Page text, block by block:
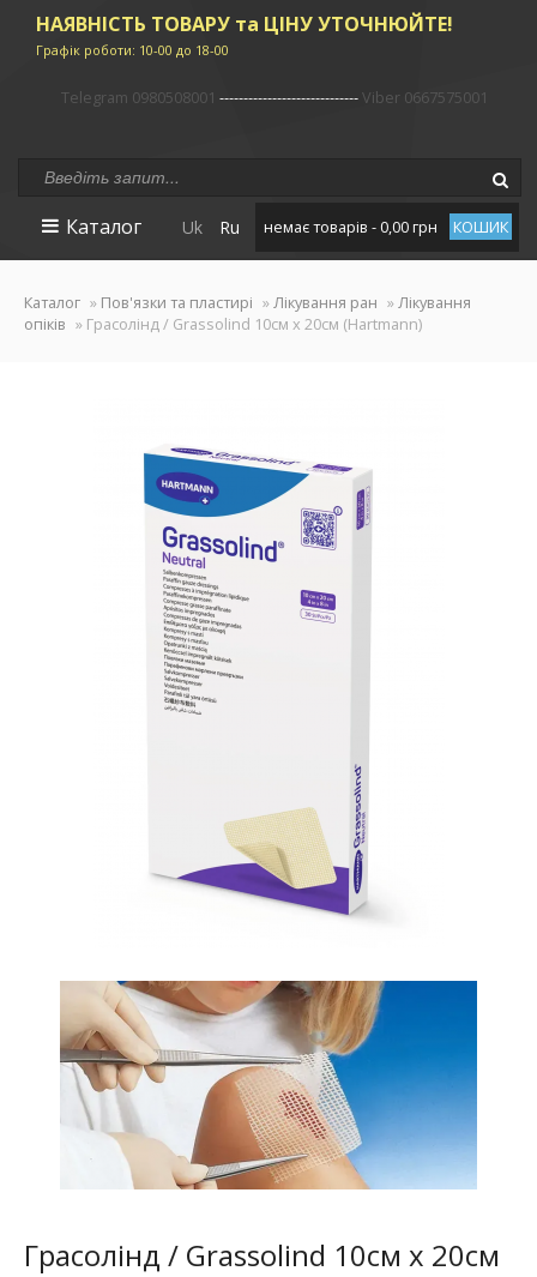
НАЯВНІСТЬ ТОВАРУ та ЦІНУ УТОЧНЮЙТЕ!
Графік роботи: 10-00 до 18-00
Telegram 0980508001 -----------------------------Viber 0667575001
Uk Ru немає товарів - 0,00 грн КОШИК
Каталог
Каталог » Пов'язки та пластирі »Лікування ран »Лікування
опіків » Грасолінд / Grassolind 10см х 20см (Hartmann)
Грасолінд / Grassolind 10см х 20см